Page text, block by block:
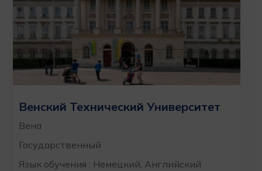
Венский Технический Университет
Вена
Государственный
Язык обучения : Немецкий, Английский